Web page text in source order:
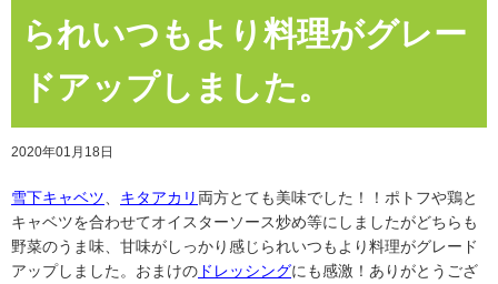
られいつもより料理がグレー
ドアップしました。
2020年01月18日
雪下キャベツ キタアカリ 両方とても美味でした！！ポトフや鶏と
キャベツを合わせてオイスターソース炒め等にしましたがどちらも
野菜のうま味、甘味がしっかり感じられいつもより料理がグレード
アップしました。おまけの ドレッシングにも感激！ありがとうござ